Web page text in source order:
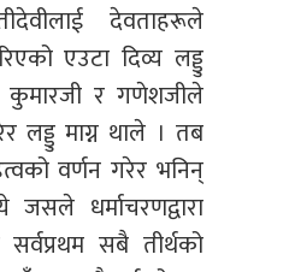
देवताहरूले
एउटा दिव्य लड्डु
कुमारजी र गणेशजीले
लड्डु माग्न थाले । तब
वर्णन गरेर भनिन्
धर्माचरणद्वारा
सर्वप्रथम सबै तीर्थको